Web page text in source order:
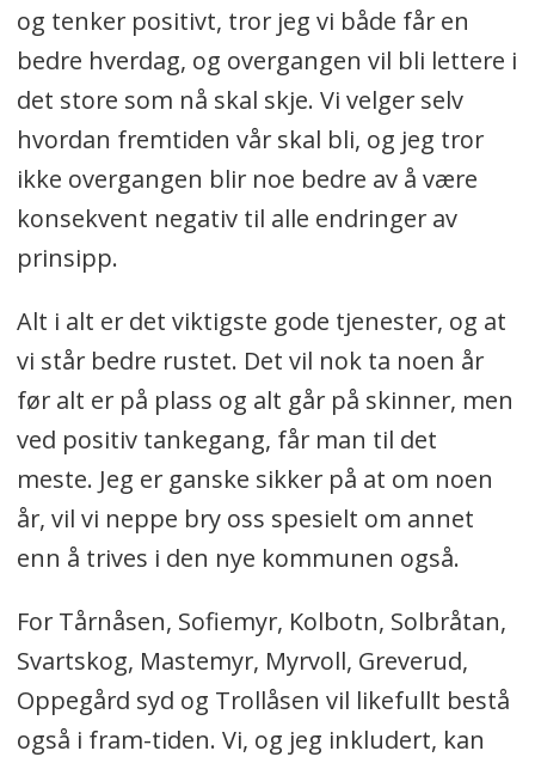
og tenker positivt, tror jeg vi både får en
bedre hverdag, og overgangen vil bli lettere i
det store som nå skal skje. Vi velger selv
hvordan fremtiden vår skal bli, og jeg tror
ikke overgangen blir noe bedre av å være
konsekvent negativ til alle endringer av
prinsipp.
Alt i alt er det viktigste gode tjenester, og at
vi står bedre rustet. Det vil nok ta noen år
før alt er på plass og alt går på skinner, men
ved positiv tankegang, får man til det
meste. Jeg er ganske sikker på at om noen
år, vil vi neppe bry oss spesielt om annet
enn å trives i den nye kommunen også.
For Tårnåsen, Sofiemyr, Kolbotn, Solbråtan,
Svartskog, Mastemyr, Myrvoll, Greverud,
Oppegård syd og Trollåsen vil likefullt bestå
også i fram-tiden. Vi, og jeg inkludert, kan